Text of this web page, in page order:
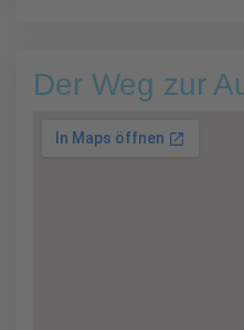
Der Weg zur